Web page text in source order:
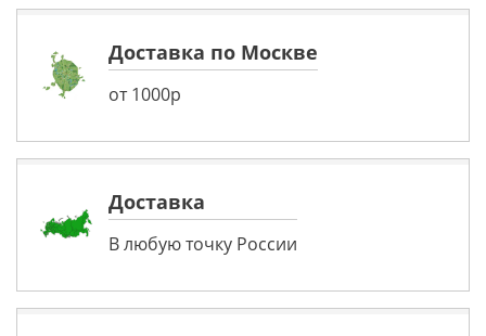
Доставка по Москве
от 1000р
Доставка
В любую точку России